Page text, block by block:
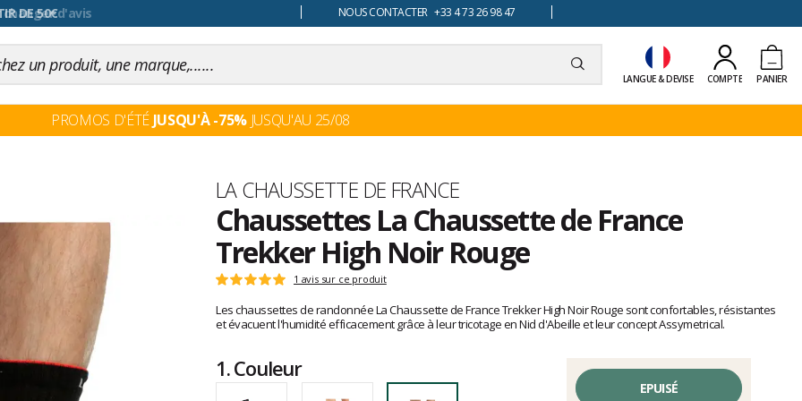
changer d'avis NOUS CONTACTER +33 4 73 26 98 47
LANGUE & DEVISE COMPTE PANIER
PROMOS D'ÉTÉ JUSQU'À -75%JUSQU'AU 25/08
Marque
LA CHAUSSETTE DE FRANCE
Chaussettes La Chaussette de France
Trekker High Noir Rouge
Les
clients
Note
:
5
sur
1 avis sur ce produit
Les chaussettes de randonnée La Chaussette de France Trekker High Noir Rouge sont confortables, résistantes
et évacuent l'humidité efficacement grâce à leur tricotage en Nid d'Abeille et leur concept Assymetrical.
1.Couleur
EPUISÉ